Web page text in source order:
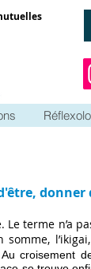
donner
terme n’a
Au croisement